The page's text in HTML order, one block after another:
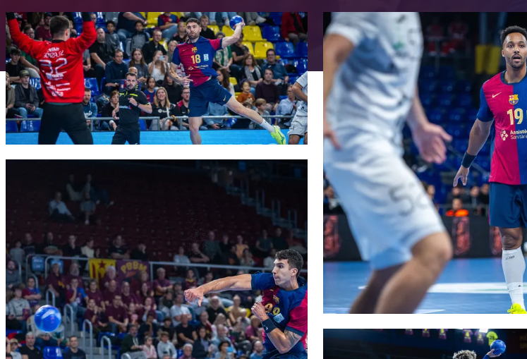
FC Barcelona club badge FC Barcelona club badge
FC Barcelona club badge